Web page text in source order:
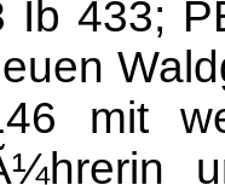
Ib 433;
mit